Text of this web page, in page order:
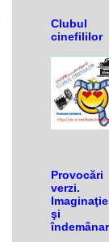
Clubul
cinefililor
Provocări
verzi.
Imaginaţie
şi